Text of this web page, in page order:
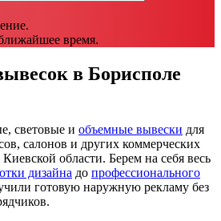
время.
в Борисполе
световые и объемные вывески для
салонов и других коммерческих
области. Берем на себя весь
дизайна до профессионального
готовую наружную рекламу без